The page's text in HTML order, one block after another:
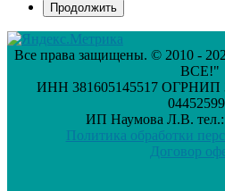
Все права защищены. © 2010 -
ВСЕ!"
ИНН 381605145517 ОГРНИП
ИП Наумова Л.В. тел.:
Политика обработки
Договор